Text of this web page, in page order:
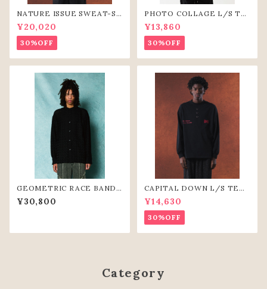
NATURE ISSUE SWEAT-SH
IRTS（LIME)
¥20,020
30%OFF
PHOTO COLLAGE L/S TE
E(BLK)
¥13,860
30%OFF
GEOMETRIC RACE BAND
COLLAR SHIRTS(BLK)
¥30,800
CAPITAL DOWN L/S TEE
(BLK)
¥14,630
30%OFF
Category